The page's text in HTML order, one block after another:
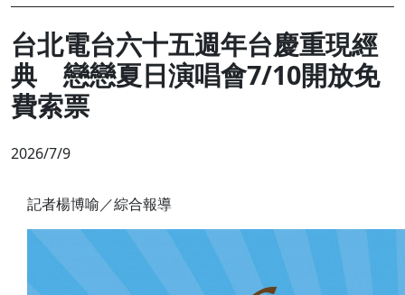
台北電台六十五週年台慶重現經
典 戀戀夏日演唱會7/10開放免
費索票
2026/7/9
記者楊博喻／綜合報導